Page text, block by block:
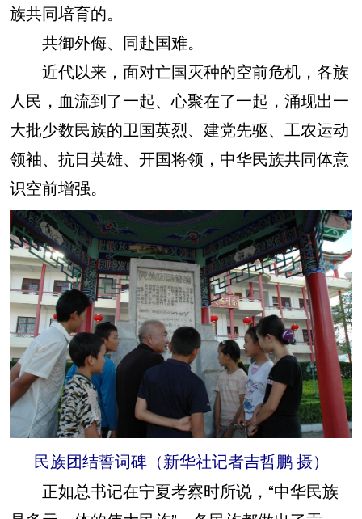
族共同培育的。
共御外侮、同赴国难。
近代以来，面对亡国灭种的空前危机，各族
人民，血流到了一起、心聚在了一起，涌现出一
大批少数民族的卫国英烈、建党先驱、工农运动
领袖、抗日英雄、开国将领，中华民族共同体意
识空前增强。
民族团结誓词碑（新华社记者吉哲鹏 摄）
正如总书记在宁夏考察时所说，“中华民族